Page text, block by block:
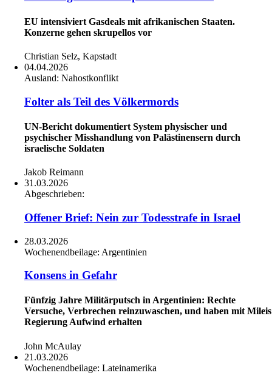
EU intensiviert Gasdeals mit afrikanischen Staaten.
Konzerne gehen skrupellos vor
Christian Selz, Kapstadt
04.04.2026
Ausland: Nahostkonflikt
Folter als Teil des Völkermords
UN-Bericht dokumentiert System physischer und
psychischer Misshandlung von Palästinensern durch
israelische Soldaten
Jakob Reimann
31.03.2026
Abgeschrieben:
Offener Brief: Nein zur Todesstrafe in Israel
28.03.2026
Wochenendbeilage: Argentinien
Konsens in Gefahr
Fünfzig Jahre Militärputsch in Argentinien: Rechte
Versuche, Verbrechen reinzuwaschen, und haben mit Mileis
Regierung Aufwind erhalten
John McAulay
21.03.2026
Wochenendbeilage: Lateinamerika